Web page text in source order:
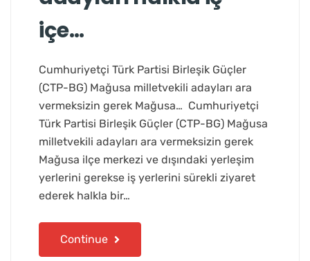
içe…
Cumhuriyetçi Türk Partisi Birleşik Güçler
(CTP-BG) Mağusa milletvekili adayları ara
vermeksizin gerek Mağusa… Cumhuriyetçi
Türk Partisi Birleşik Güçler (CTP-BG) Mağusa
milletvekili adayları ara vermeksizin gerek
Mağusa ilçe merkezi ve dışındaki yerleşim
yerlerini gerekse iş yerlerini sürekli ziyaret
ederek halkla bir…
Continue